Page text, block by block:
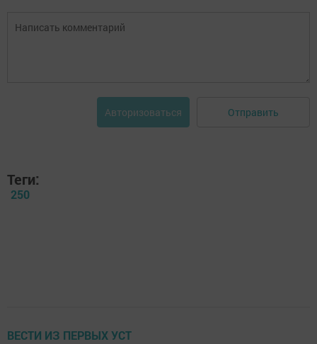
Авторизоваться Отправить
Теги:
250
ВЕСТИ ИЗ ПЕРВЫХ УСТ